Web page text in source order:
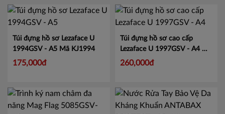
Túi đựng hồ sơ Lezaface U
1994GSV - A5 Mã KJ1994
175,000đ
Túi đựng hồ sơ cao cấp
Lezaface U 1997GSV - A4 Mã
KJ1997
260,000đ